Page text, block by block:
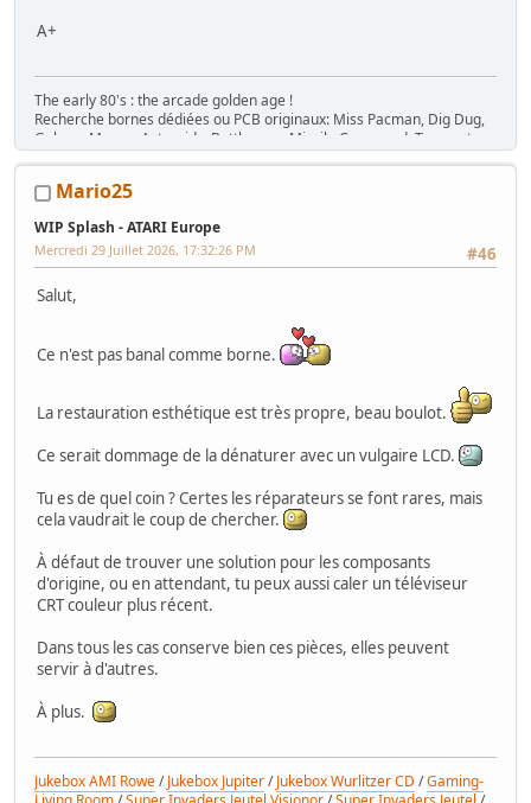
A+
The early 80's : the arcade golden age !
Recherche bornes dédiées ou PCB originaux: Miss Pacman, Dig Dug,
Galaga, Mappy, Asteroids, Battlezone, Missile Command, Tempest,
Star Wars, Donkey Kong (+ Jr), Mario Bros, Moon Patrol, Defender,
Gottlieb des années 80 (Spirit, Amazon Hunt, ...), Baby Pac Man.
Divers : Ice Cold Beer =>
Ma séance sur le divan: c'est grave Docteur ?
Magaming room, ma storage room
Mario25
WIP Splash - ATARI Europe
#46
Mercredi 29 Juillet 2026, 17:32:26 PM
Salut,
Ce n'est pas banal comme borne.
La restauration esthétique est très propre, beau boulot.
Ce serait dommage de la dénaturer avec un vulgaire LCD.
Tu es de quel coin ? Certes les réparateurs se font rares, mais
cela vaudrait le coup de chercher.
À défaut de trouver une solution pour les composants
d'origine, ou en attendant, tu peux aussi caler un téléviseur
CRT couleur plus récent.
Dans tous les cas conserve bien ces pièces, elles peuvent
servir à d'autres.
À plus.
Jukebox AMI Rowe/Jukebox Jupiter/Jukebox Wurlitzer CD /Gaming-